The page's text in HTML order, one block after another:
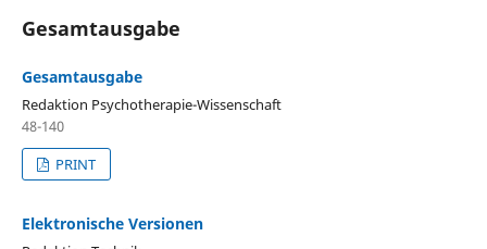
Gesamtausgabe
Gesamtausgabe
Redaktion Psychotherapie-Wissenschaft
48-140
PRINT
Elektronische Versionen